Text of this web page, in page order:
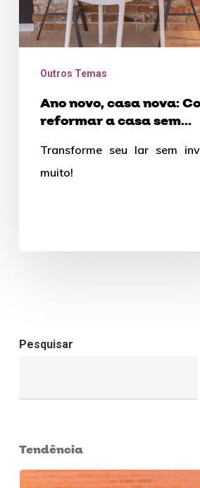
casa
sem
gastarOutros Temas
Ano novo, casa nova:
reformar a casa sem
Transforme seu lar sem
muito!
Pesquisar
Tendência